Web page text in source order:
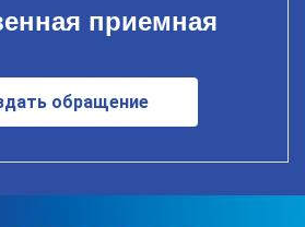
приемная
обращение